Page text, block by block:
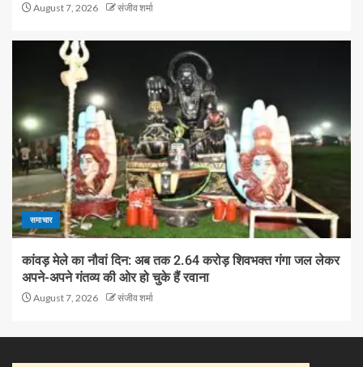
August 7, 2026 संजीव शर्मा
समाचार
कांवड़ मेले का नौवां दिन: अब तक 2.64 करोड़ शिवभक्त गंगा जल लेकर
अपने-अपने गंतव्य की ओर हो चुके हैं रवाना
August 7, 2026 संजीव शर्मा